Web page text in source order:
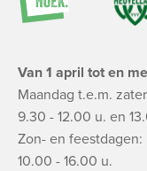
Van 1 april tot en
Maandag t.e.m.
9.30 - 12.00 u. en
Zon- en feestdagen:
10.00 - 16.00 u.